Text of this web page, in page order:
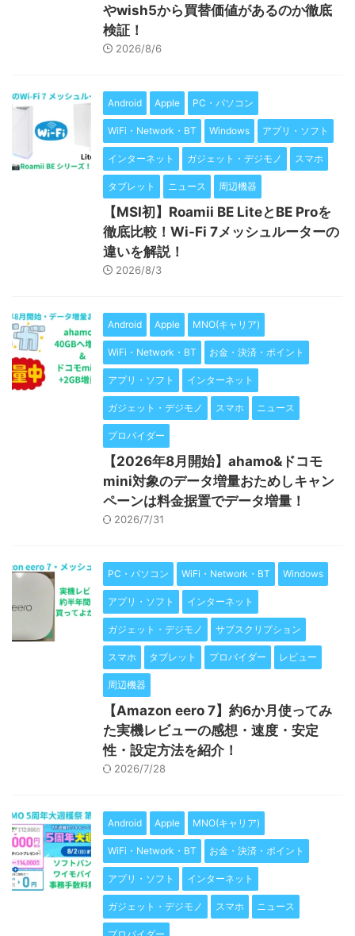
やwish5から買替価値があるのか徹底
検証！
2026/8/6
Android Apple PC・パソコン
WiFi・Network・BT Windows アプリ・ソフト
インターネット ガジェット・デジモノ スマホ
タブレット ニュース 周辺機器
【MSI初】Roamii BE LiteとBE Proを
徹底比較！Wi-Fi 7メッシュルーターの
違いを解説！
2026/8/3
Android Apple MNO(キャリア)
WiFi・Network・BT お金・決済・ポイント
アプリ・ソフト インターネット
ガジェット・デジモノ スマホ ニュース
プロバイダー
【2026年8月開始】ahamo&ドコモ
mini対象のデータ増量おためしキャン
ペーンは料金据置でデータ増量！
2026/7/31
PC・パソコン WiFi・Network・BT Windows
アプリ・ソフト インターネット
ガジェット・デジモノ サブスクリプション
スマホ タブレット プロバイダー レビュー
周辺機器
【Amazon eero 7】約6か月使ってみ
た実機レビューの感想・速度・安定
性・設定方法を紹介！
2026/7/28
Android Apple MNO(キャリア)
WiFi・Network・BT お金・決済・ポイント
アプリ・ソフト インターネット
ガジェット・デジモノ スマホ ニュース